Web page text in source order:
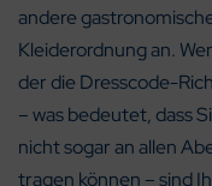
andere
Kleiderordnung an.
der die Dresscode-
– was bedeutet, dass
nicht sogar an allen
tragen können – sind